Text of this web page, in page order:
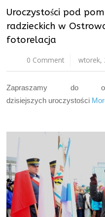
Uroczystości pod
radzieckich w
fotorelacja
0 Comment wtorek,
Zapraszamy do
dzisiejszych uroczystości